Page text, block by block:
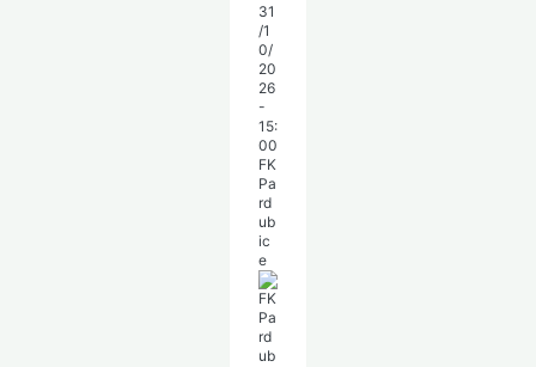
31
/1
0/
20
26
-
15:
00
FK
Pa
rd
ub
ic
e